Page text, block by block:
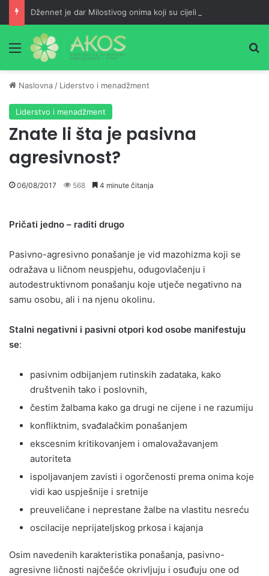
Meni
Naslovna / Liderstvo i menadžment
Liderstvo i menadžment
Znate li šta je pasivna
agresivnost?
06/08/2017 568 4 minute čitanja
Pričati jedno – raditi drugo
Pasivno-agresivno ponašanje je vid mazohizma koji se
odražava u ličnom neuspjehu, odugovlačenju i
autodestruktivnom ponašanju koje utječe negativno na
samu osobu, ali i na njenu okolinu.
Stalni negativni i pasivni otpori kod osobe manifestuju
se:
pasivnim odbijanjem rutinskih zadataka, kako
društvenih tako i poslovnih,
čestim žalbama kako ga drugi ne cijene i ne razumiju
konfliktnim, svađalačkim ponašanjem
ekscesnim kritikovanjem i omalovažavanjem
autoriteta
ispoljavanjem zavisti i ogorčenosti prema onima koje
vidi kao uspješnije i sretnije
preuveličane i neprestane žalbe na vlastitu nesreću
oscilacije neprijateljskog prkosa i kajanja
Osim navedenih karakteristika ponašanja, pasivno-
agresivne ličnosti najčešće okrivljuju i osuđuju one od